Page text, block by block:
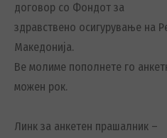
договор со Фондот за
здравствено осигурување на
Македонија.
Ве молиме пополнете го
можен рок.
Линк за анкетен прашалник –